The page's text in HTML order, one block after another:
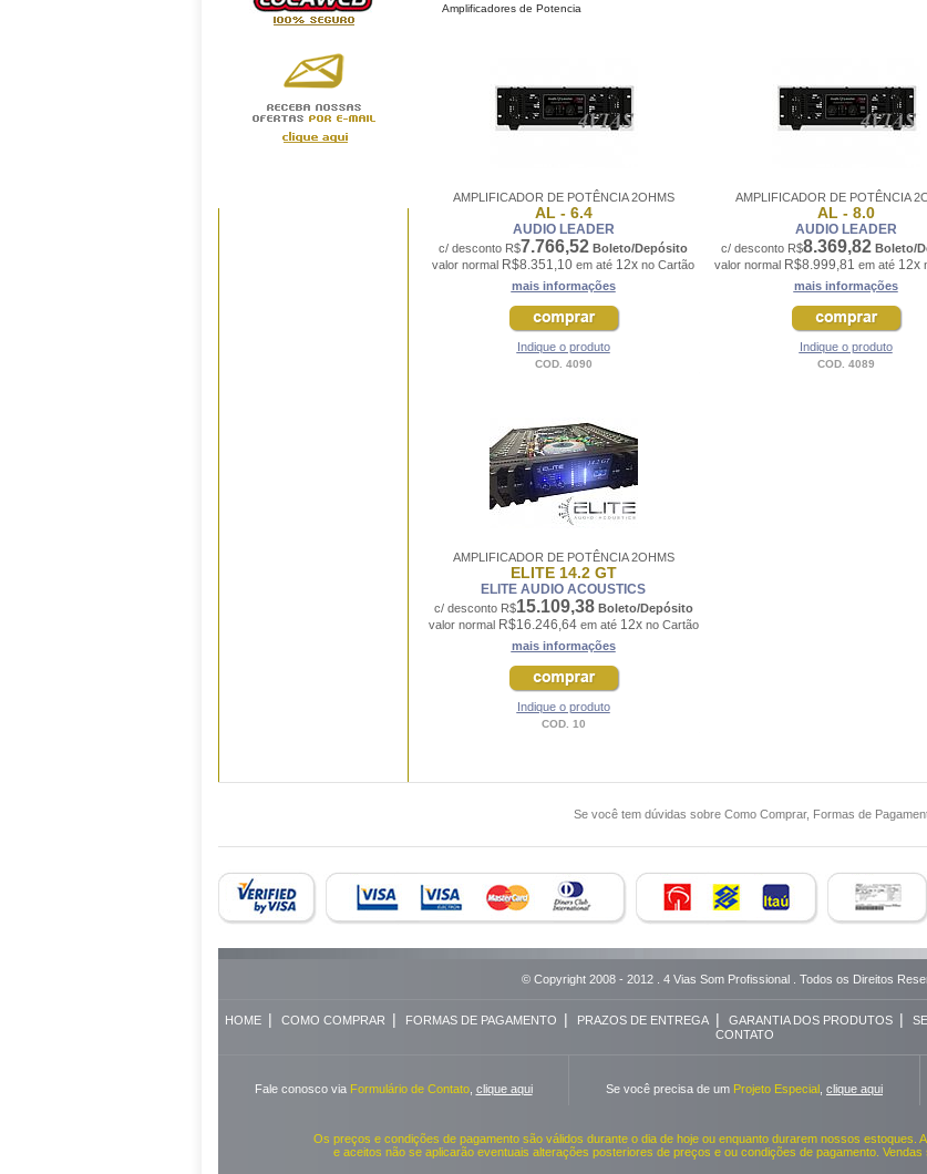
Amplificadores de Potencia
AMPLIFICADOR DE POTÊNCIA 2OHMS
AL - 6.4
AUDIO LEADER
c/ desconto R$7.766,52 Boleto/Depósito
valor normal R$8.351,10 em até 12x no Cartão
mais informações
Indique o produto
COD. 4090
AMPLIFICADOR DE POTÊNCIA
AL - 8.0
AUDIO LEADER
c/ desconto R$8.369,82 Boleto/
valor normal R$8.999,81 em até 12x
mais informações
Indique o produto
COD. 4089
AMPLIFICADOR DE POTÊNCIA 2OHMS
ELITE 14.2 GT
ELITE AUDIO ACOUSTICS
c/ desconto R$15.109,38 Boleto/Depósito
valor normal R$16.246,64em até 12xno Cartão
mais informações
Indique o produto
COD. 10
Se você tem dúvidas sobre Como Comprar, Formas de
© Copyright 2008 - 2012 . 4 Vias Som Profissional . Todos os Direitos
HOME| COMO COMPRAR | FORMAS DE PAGAMENTO | PRAZOS DE ENTREGA| GARANTIA DOS PRODUTOS|
CONTATO
Fale conosco via Formulário de Contato, clique aqui Se você precisa de um Projeto Especial clique aqui
Os preços e condições de pagamento são válidos durante o dia de hoje ou enquanto durarem nossos estoques.
e aceitos não se aplicarão eventuais alterações posteriores de preços e ou condições de pagamento. Vendas